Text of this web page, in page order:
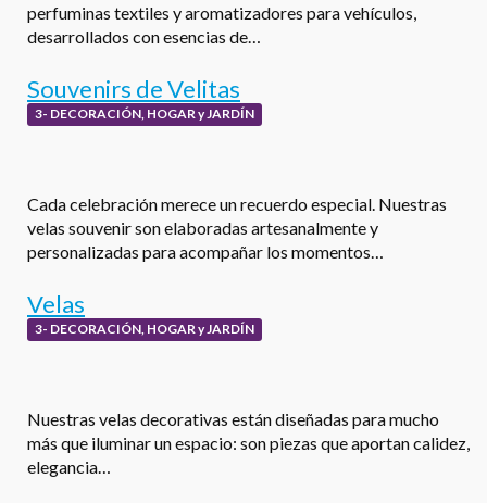
perfuminas textiles y aromatizadores para vehículos,
desarrollados con esencias de…
Souvenirs de Velitas
3- DECORACIÓN, HOGAR y JARDÍN
Cada celebración merece un recuerdo especial. Nuestras
velas souvenir son elaboradas artesanalmente y
personalizadas para acompañar los momentos…
Velas
3- DECORACIÓN, HOGAR y JARDÍN
Nuestras velas decorativas están diseñadas para mucho
más que iluminar un espacio: son piezas que aportan calidez,
elegancia…